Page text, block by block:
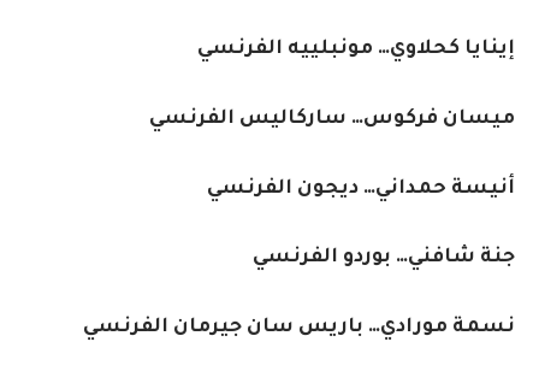
إينايا كحلاوي… مونبلييه الفرنسي
ميسان فركوس… ساركاليس الفرنسي
أنيسة حمداني… ديجون الفرنسي
جنة شافني… بوردو الفرنسي
نسمة مورادي… باريس سان جيرمان الفرنسي